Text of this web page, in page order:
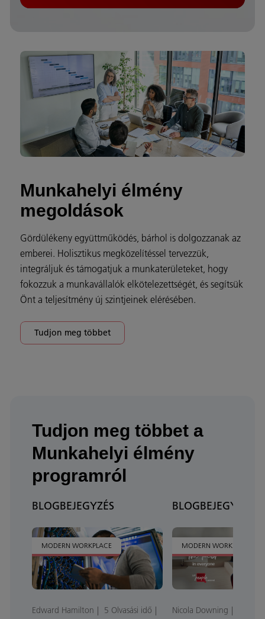
Munkahelyi élmény
megoldások
Gördülékeny együttműködés, bárhol is dolgozzanak az
emberei. Holisztikus megközelítéssel tervezzük,
integráljuk és támogatjuk a munkaterületeket, hogy
fokozzuk a munkavállalók elkötelezettségét, és segítsük
Önt a teljesítmény új szintjeinek elérésében.
Tudjon meg többet
Tudjon meg többet a
Munkahelyi élmény
programról
BLOGBEJEGYZÉS
MODERN WORKPLACE
Edward Hamilton
5 Olvasási idő
BLOGBEJEGYZÉS
MODERN WORKPLACE
Nicola Downing